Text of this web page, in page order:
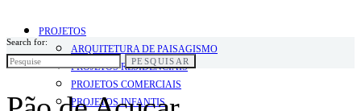
PROJETOS
ARQUITETURA DE PAISAGISMO
PROJETOS RESIDENCIAIS
PROJETOS COMERCIAIS
PROJETOS INFANTIS
Search for:
PESQUISAR